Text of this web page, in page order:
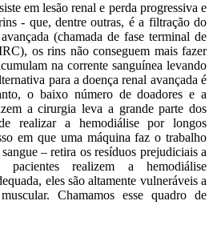
em lesão renal e perda progressiva e
- que, dentre outras, é a filtração do
(chamada de fase terminal de
os rins não conseguem mais fazer
na corrente sanguínea levando
para a doença renal avançada é
o baixo número de doadores e a
a cirurgia leva a grande parte dos
realizar a hemodiálise por longos
em que uma máquina faz o trabalho
– retira os resíduos prejudiciais a
realizem a hemodiálise
eles são altamente vulneráveis a
Chamamos esse quadro de